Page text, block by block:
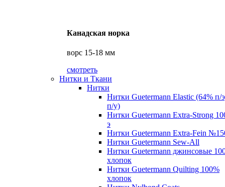
Канадская норка
ворс 15-18 мм
смотреть
Нитки и Ткани
Нитки
Нитки Guetermann Elastic (64% п/
п/у)
Нитки Guetermann Extra-Strong
э
Нитки Guetermann Extra-Fein
Нитки Guetermann Sew-All
Нитки Guetermann джинсовые
хлопок
Нитки Guetermann Quilting 100%
хлопок